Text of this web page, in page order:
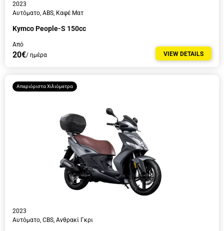
2023
Αυτόματο, ABS, Καφέ Ματ
Kymco People-S 150cc
Από
20€/ ημέρα VIEW DETAILS
Απεριόριστα Χιλιόμετρα
2023
Αυτόματο, CBS, Ανθρακί Γκρι